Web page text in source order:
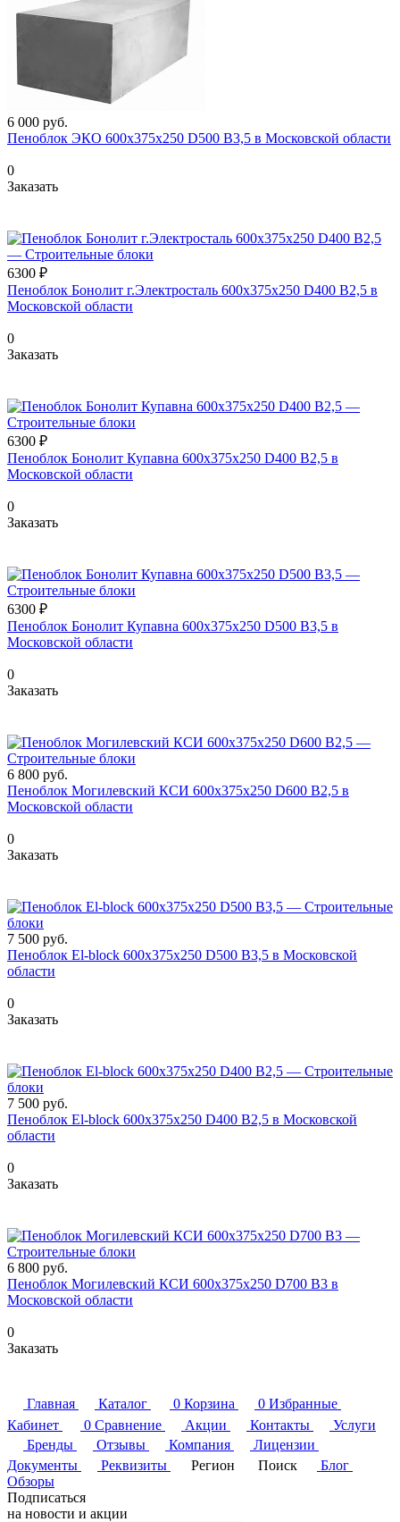
6 000 руб.
Пеноблок ЭКО 600х375х250 D500 В3,5 в Московской области
0
Заказать
6300 ₽
Пеноблок Бонолит г.Электросталь 600х375х250 D400 В2,5 в
Московской области
0
Заказать
6300 ₽
Пеноблок Бонолит Купавна 600х375х250 D400 В2,5 в
Московской области
0
Заказать
6300 ₽
Пеноблок Бонолит Купавна 600х375х250 D500 В3,5 в
Московской области
0
Заказать
6 800 руб.
Пеноблок Могилевский КСИ 600х375х250 D600 B2,5 в
Московской области
0
Заказать
7 500 руб.
Пеноблок El-block 600х375х250 D500 В3,5 в Московской
области
0
Заказать
7 500 руб.
Пеноблок El-block 600х375х250 D400 В2,5 в Московской
области
0
Заказать
6 800 руб.
Пеноблок Могилевский КСИ 600х375х250 D700 B3 в
Московской области
0
Заказать
Главная Каталог 0 Корзина 0 Избранные
Кабинет
0 Сравнение Акции Контакты
Услуги
Бренды
Отзывы Компания
Лицензии
Документы
Реквизиты Регион Поиск
Блог
Обзоры
Подписаться
на новости и акции